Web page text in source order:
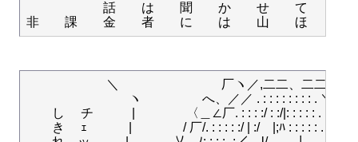
話　　は　　聞　　か　　せ　　て　　も　　
＼　　　　　　　　厂ヽ／,二二、二二、｀＼
ヽ　　 　 　 へ、／／ . : : : : : : : : . ＼ヽ ＼　
し　 チ　　　|　　　　〈＿∠厂. : : : :/ : :/|: : : : : . ＼丶
き　 ｪ　　　 |　　　　/ 厂/. : : : : :/ | :/　|;ﾊ : : : : : . ＼乂